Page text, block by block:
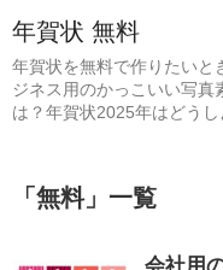
年賀状 無料
年賀状を無料で作りたいと
ジネス用のかっこいい写真
は？年賀状2025年はどうし
「 無料」 一覧